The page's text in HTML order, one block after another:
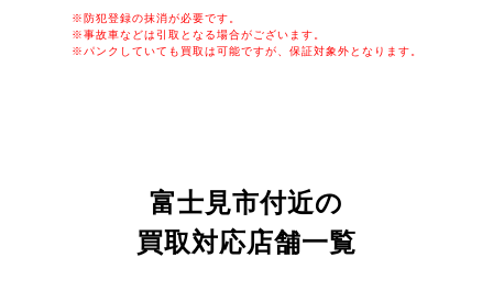
※防犯登録の抹消が必要です。
※事故車などは引取となる場合がございます。
※パンクしていても買取は可能ですが、保証対象外となります。
富士見市付近の
買取対応店舗一覧